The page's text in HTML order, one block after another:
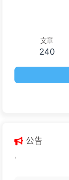
文章
240
公告
'